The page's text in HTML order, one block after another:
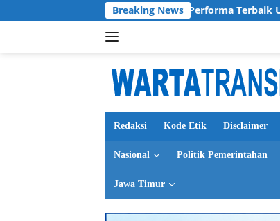
ke
Breaking News
Siap Berikan Performa Terbaik Untuk Deltras FC
Redaksi Kode Etik Disclaimer
Nasional Politik Pemerintahan
Jawa Timur